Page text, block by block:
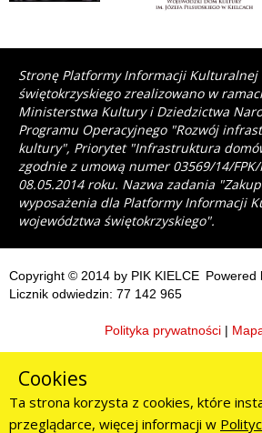
Stronę Platformy Informacji Kulturalnej
świętokrzyskiego zrealizowano w
Ministerstwa Kultury i Dziedzictwa
Programu Operacyjnego "Rozwój
kultury", Priorytet "Infrastruktura
zgodnie z umową numer 03569/14/
08.05.2014 roku. Nazwa zadania
wyposażenia dla Platformy Informacji
województwa świętokrzyskiego".
Powered
Copyright © 2014 by PIK KIELCE
Licznik odwiedzin: 77 142 965
Polityka prywatności |
Cookies
Ta strona korzysta z cookies, które
przeglądarce, więcej informacji w